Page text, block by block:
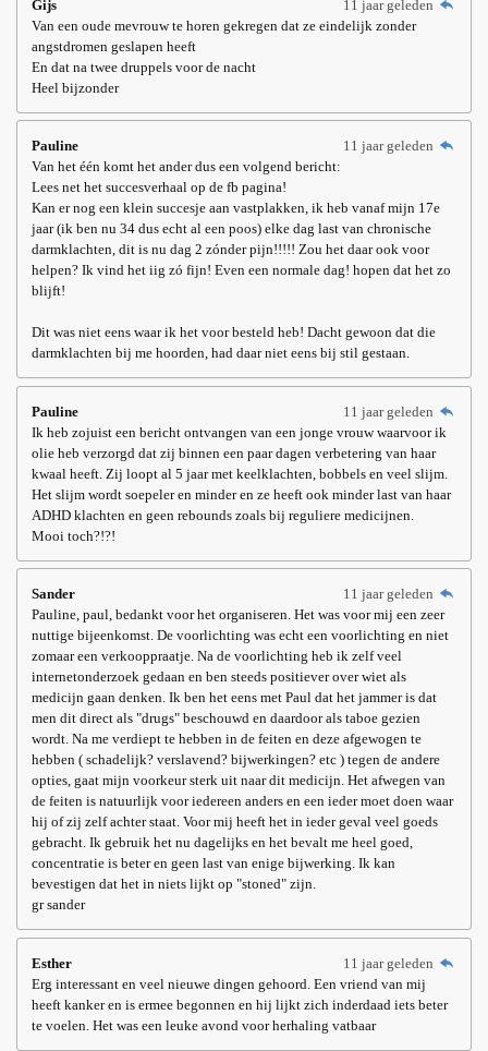
Gijs
11 jaar geleden
Van een oude mevrouw te horen gekregen dat ze eindelijk zonder
angstdromen geslapen heeft
En dat na twee druppels voor de nacht
Heel bijzonder
Pauline
11 jaar geleden
Van het één komt het ander dus een volgend bericht:
Lees net het succesverhaal op de fb pagina!
Kan er nog een klein succesje aan vastplakken, ik heb vanaf mijn 17e
jaar (ik ben nu 34 dus echt al een poos) elke dag last van chronische
darmklachten, dit is nu dag 2 zónder pijn!!!!! Zou het daar ook voor
helpen? Ik vind het iig zó fijn! Even een normale dag! hopen dat het zo
blijft!
Dit was niet eens waar ik het voor besteld heb! Dacht gewoon dat die
darmklachten bij me hoorden, had daar niet eens bij stil gestaan.
Pauline
11 jaar geleden
Ik heb zojuist een bericht ontvangen van een jonge vrouw waarvoor ik
olie heb verzorgd dat zij binnen een paar dagen verbetering van haar
kwaal heeft. Zij loopt al 5 jaar met keelklachten, bobbels en veel slijm.
Het slijm wordt soepeler en minder en ze heeft ook minder last van haar
ADHD klachten en geen rebounds zoals bij reguliere medicijnen.
Mooi toch?!?!
Sander
11 jaar geleden
Pauline, paul, bedankt voor het organiseren. Het was voor mij een zeer
nuttige bijeenkomst. De voorlichting was echt een voorlichting en niet
zomaar een verkooppraatje. Na de voorlichting heb ik zelf veel
internetonderzoek gedaan en ben steeds positiever over wiet als
medicijn gaan denken. Ik ben het eens met Paul dat het jammer is dat
men dit direct als "drugs" beschouwd en daardoor als taboe gezien
wordt. Na me verdiept te hebben in de feiten en deze afgewogen te
hebben ( schadelijk? verslavend? bijwerkingen? etc ) tegen de andere
opties, gaat mijn voorkeur sterk uit naar dit medicijn. Het afwegen van
de feiten is natuurlijk voor iedereen anders en een ieder moet doen waar
hij of zij zelf achter staat. Voor mij heeft het in ieder geval veel goeds
gebracht. Ik gebruik het nu dagelijks en het bevalt me heel goed,
concentratie is beter en geen last van enige bijwerking. Ik kan
bevestigen dat het in niets lijkt op "stoned" zijn.
gr sander
Esther
11 jaar geleden
Erg interessant en veel nieuwe dingen gehoord. Een vriend van mij
heeft kanker en is ermee begonnen en hij lijkt zich inderdaad iets beter
te voelen. Het was een leuke avond voor herhaling vatbaar